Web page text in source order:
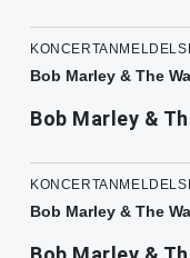
Bob Marley & The
Bob Marley &
Bob Marley & The